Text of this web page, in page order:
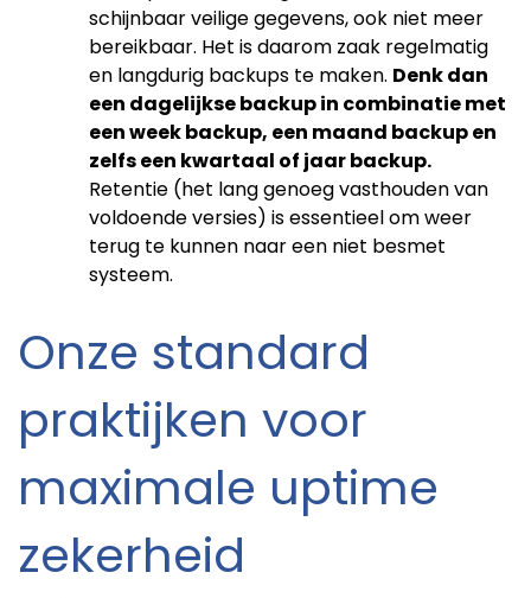
schijnbaar veilige gegevens, ook niet meer
bereikbaar. Het is daarom zaak regelmatig
en langdurig backups te maken. Denk dan
een dagelijkse backup in combinatie met
een week backup, een maand backup en
zelfs een kwartaal of jaar backup.
Retentie (het lang genoeg vasthouden van
voldoende versies) is essentieel om weer
terug te kunnen naar een niet besmet
systeem.
Onze standard
praktijken voor
maximale uptime
zekerheid